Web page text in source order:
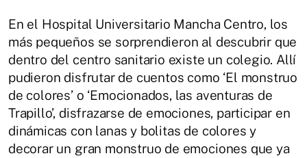
En el Hospital Universitario Mancha Centro, los
más pequeños se sorprendieron al descubrir que
dentro del centro sanitario existe un colegio. Allí
pudieron disfrutar de cuentos como ‘El monstruo
de colores’ o ‘Emocionados, las aventuras de
Trapillo’, disfrazarse de emociones, participar en
dinámicas con lanas y bolitas de colores y
decorar un gran monstruo de emociones que ya